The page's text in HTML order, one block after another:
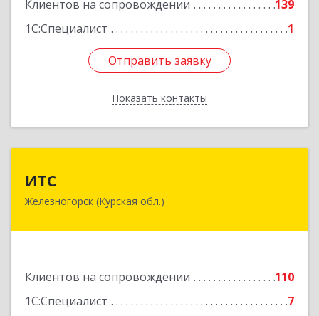
Клиентов на сопровождении
139
1С:Специалист
1
Отправить заявку
Показать контакты
Отправить заявку
Назад
ИТС
Железногорск (Курская обл.)
Клиентов на сопровождении
110
1С:Специалист
7
307178, Курская обл, Железногорск г,